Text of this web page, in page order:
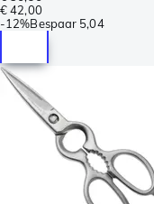
€ 42,00
-12%Bespaar 5,04